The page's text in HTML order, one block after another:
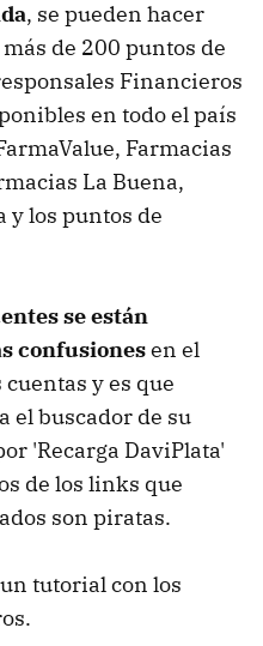
, se pueden hacer
de 200 puntos de
Financieros
en todo el país
Farmacias
La Buena,
y los puntos de
se están
confusionesen el
y es que
el buscador de su
'Recarga DaviPlata'
de los links que
son piratas.
tutorial con los